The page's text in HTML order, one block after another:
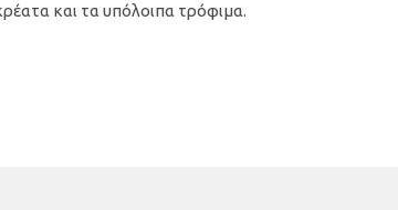
και τα υπόλοιπα τρόφιμα.